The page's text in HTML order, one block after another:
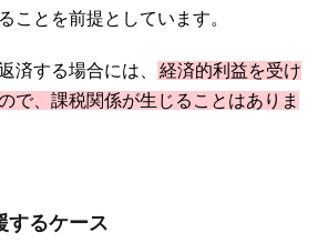
ことを前提としています。
済する場合には、
経済的利益を受け
で、課税関係が生じることはありま
するケース